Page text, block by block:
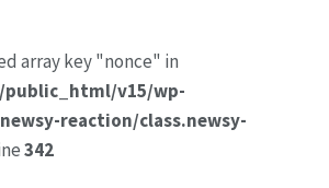
array key "nonce" in
public_html/v15/wp-
reaction/class.newsy-
342